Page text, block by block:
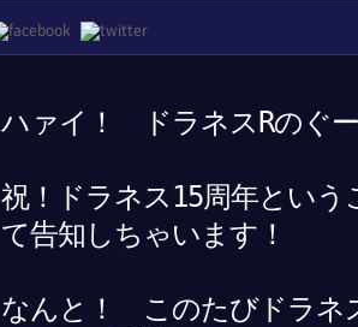
ハァイ！ ドラネスRのぐー
祝！ドラネス15周年とい
て告知しちゃいます！
なんと！ このたびドラネ